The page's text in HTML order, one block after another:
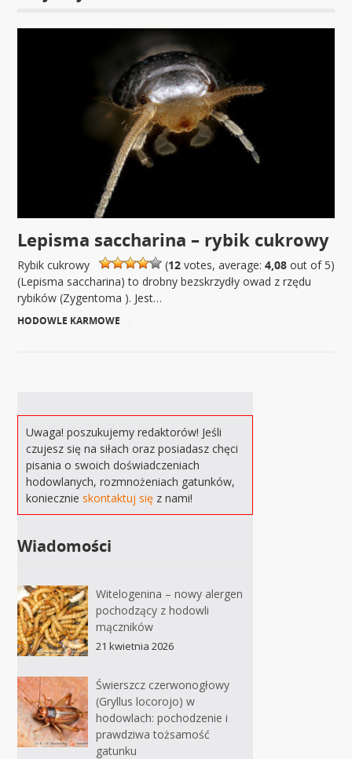
Lepisma saccharina – rybik cukrowy
(12votes, average: 4,08out of 5)
Rybik cukrowy
(Lepisma saccharina) to drobny bezskrzydły owad z rzędu
rybików (Zygentoma ). Jest…
HODOWLE KARMOWE
Uwaga! poszukujemy redaktorów! Jeśli
czujesz się na siłach oraz posiadasz chęci
pisania o swoich doświadczeniach
hodowlanych, rozmnożeniach gatunków,
koniecznieskontaktuj się z nami!
Wiadomości
Witelogenina – nowy alergen
pochodzący z hodowli
mączników
21 kwietnia 2026
Świerszcz czerwonogłowy
(Gryllus locorojo) w
hodowlach: pochodzenie i
prawdziwa tożsamość
gatunku